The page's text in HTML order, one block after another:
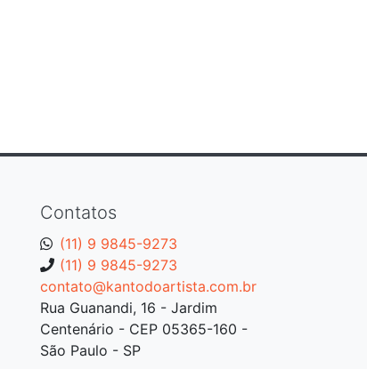
Contatos
(11) 9 9845-9273
(11) 9 9845-9273
contato@kantodoartista.com.br
Rua Guanandi, 16 - Jardim
Centenário - CEP 05365-160 -
São Paulo - SP